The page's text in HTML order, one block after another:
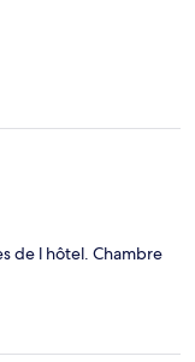
de l hôtel. Chambre